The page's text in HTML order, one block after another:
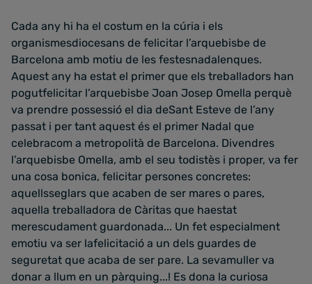
Cada any hi ha el costum en la cúria i els
organismesdiocesans de felicitar l’arquebisbe de
Barcelona amb motiu de les festesnadalenques.
Aquest any ha estat el primer que els treballadors han
pogutfelicitar l’arquebisbe Joan Josep Omella perquè
va prendre possessió el dia deSant Esteve de l’any
passat i per tant aquest és el primer Nadal que
celebracom a metropolità de Barcelona. Divendres
l’arquebisbe Omella, amb el seu todistès i proper, va fer
una cosa bonica, felicitar persones concretes:
aquellsseglars que acaben de ser mares o pares,
aquella treballadora de Càritas que haestat
merescudament guardonada... Un fet especialment
emotiu va ser lafelicitació a un dels guardes de
seguretat que acaba de ser pare. La sevamuller va
donar a llum en un pàrquing...! Es dona la curiosa